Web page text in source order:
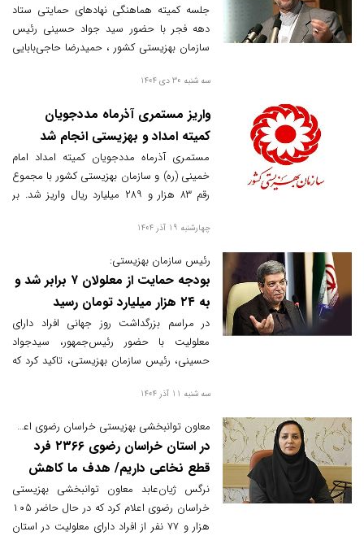
جلسه کمیته هماهنگی نهادهای حمایتی ستاد
دهه فجر با حضور سید جواد حسینی رئیس
سازمان بهزیستی کشور ، حمیدرضا حاجی‌بابایی
کمیته امداد، پیرحسین کولیوند رئیس جمعیت
سه شنبه 30 دی 1404
واریز مستمری آذرماه مددجویان
کمیته امداد و بهزیستی انجام شد
مستمری آذرماه مددجویان کمیته امداد امام
خمینی (ره) و سازمان بهزیستی کشور با مجموع
رقم ۸۳ هزار و ۲۸۹ میلیارد ریال واریز شد. بر
این نهاد انتقال یافته و به‌زودی به حساب
بهزیستی به صورت مستقیم به حساب
خانوارهای تحت پوشش واریز شده است.
چهارشنبه 19 آذر 1404
رئیس سازمان بهزیستی:
بودجه حمایت از معلولان ۷ برابر شد و
به ۲۴ هزار میلیارد تومان رسید
در مراسم بزرگداشت روز جهانی افراد دارای
معلولیت با حضور رئیس‌جمهور، سیدجواد
حسینی، رئیس سازمان بهزیستی، تاکید کرد که
محدودیت‌های جامعه است. او همچنین از
میلیون معلول و ارتقای بودجه حمایت از حقوق
افراد دارای معلولیت به ۲۴ هزار میلیارد تومان
خبر داد.
سه شنبه 11 آذر 1404
معاون توانبخشی بهزیستی خراسان رضوی اعلام کرد:
در استان خراسان رضوی ۲۳۶۶ فرد
قطع نخاعی داریم/ هدف ما کاهش
فشار اقتصادی خانواده‌های دارای
معلولیت است
نرگس ژیان‌عابد معاون توانبخشی بهزیستی
خراسان رضوی اعلام کرد که در حال حاضر ۱۰۵
هزار و ۷۷ نفر از افراد دارای معلولیت در استان